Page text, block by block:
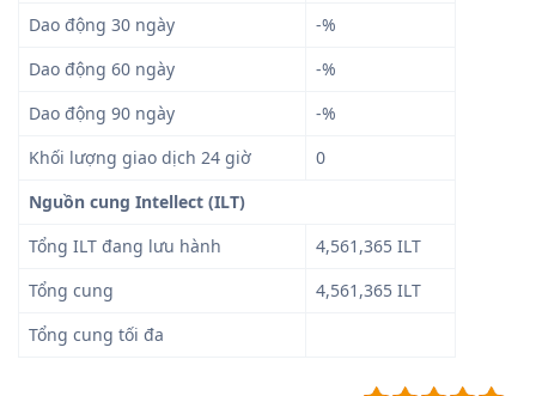
Dao động 30 ngày
-%
Dao động 60 ngày
-%
Dao động 90 ngày
-%
Khối lượng giao dịch 24 giờ
0
Nguồn cung Intellect (ILT)
Tổng ILT đang lưu hành
4,561,365 ILT
Tổng cung
4,561,365 ILT
Tổng cung tối đa